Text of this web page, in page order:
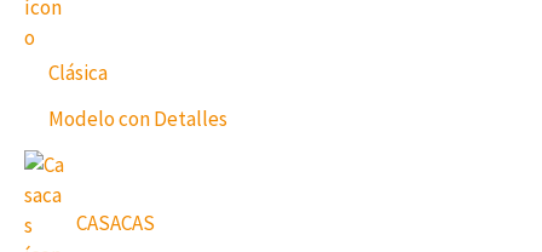
Clásica
Modelo con Detalles
CASACAS